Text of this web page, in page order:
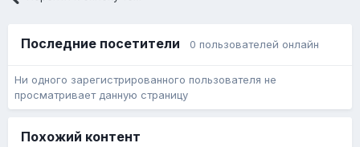
Последние посетители 0 пользователей онлайн
Ни одного зарегистрированного пользователя не
просматривает данную страницу
Похожий контент